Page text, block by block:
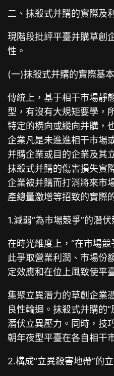
二、抹殺式并購的實際及
現階段批評平臺并購草創
性。
(一)抹殺式并購的實際基本
傳統上，基于相干市場靜
型，有沒有大規矩要學，
特定的橫向或縱向并購，
企業凡是未進進相干市場
并購企業或目的企業及其
抹殺式并購的傷害損失實
企業被并購而打消將來市
產總量激增等招致的實際
1.減弱“為市場競爭”的潛
在時光維度上，“在市場
此爭取營業利潤、市場份
定效應和在位上風致使平
集聚立異潛力的草創企業
良性輪迴。抹殺式并購的
潛伏立異壓力。同時，技
朝年夜型平臺在各自相干
2.構成“立異殺害地帶”的